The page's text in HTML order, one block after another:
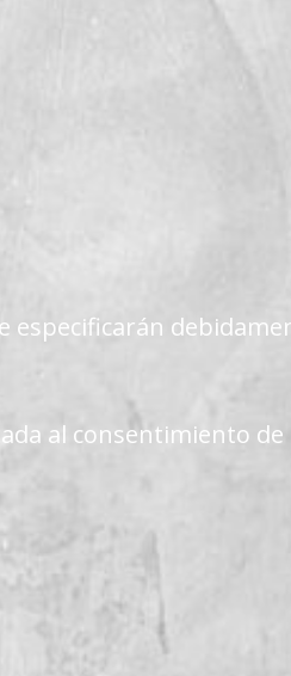
especificarán
al consentimiento de